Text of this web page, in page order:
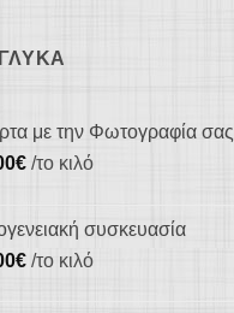
με την Φωτογραφία σας
€ /το κιλό
συσκευασία
€ /το κιλό